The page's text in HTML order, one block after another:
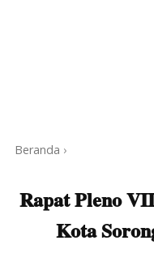
Beranda ›
Rapat Pleno
Kota